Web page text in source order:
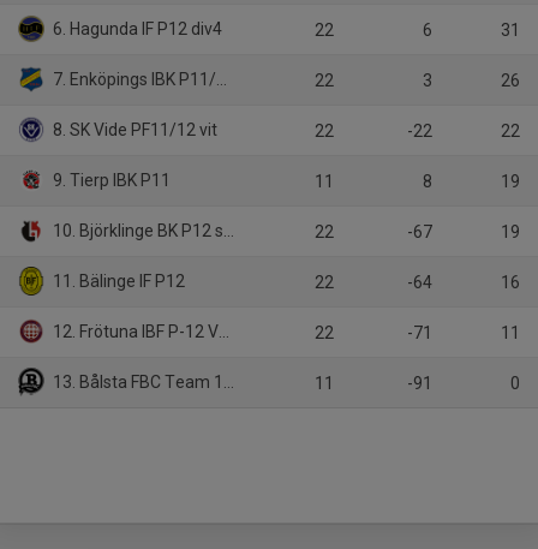
6. Hagunda IF P12 div4 22 6 31
7. Enköpings IBK P11/12 22 3 26
8. SK Vide PF11/12 vit 22 -22 22
9. Tierp IBK P11 11 8 19
10. Björklinge BK P12 svart 22 -67 19
11. Bälinge IF P12 22 -64 16
12. Frötuna IBF P-12 Västra (1) 22 -71 11
13. Bålsta FBC Team 11/12 11 -91 0